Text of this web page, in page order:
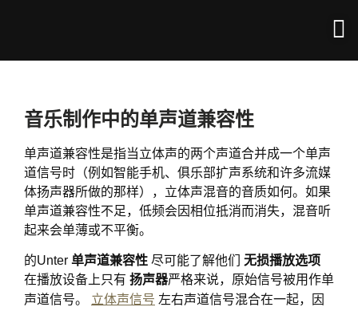
音乐制作中的单声道兼容性
单声道兼容性是指当立体声的两个声道合并成一个单声
道信号时（例如智能手机、俱乐部扩声系统和许多流媒
体扬声器所做的那样），立体声混音的音质如何。如果
单声道兼容性不足，低频会因相位抵消而消失，混音听
起来会单薄或不平衡。
的Unter 单声道兼容性 尽可能了解他们 无损播放选项
在播放设备上只有 扬声器严格来说，原始信号被用作单
声道信号。 立体声信号 左右声道信号混合在一起，因